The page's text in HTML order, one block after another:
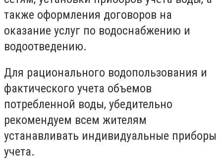
также оформления договоров на
оказание услуг по водоснабжению и
водоотведению.
Для рационального водопользования и
фактического учета объемов
потребленной воды, убедительно
рекомендуем всем жителям
устанавливать индивидуальные приборы
учета.